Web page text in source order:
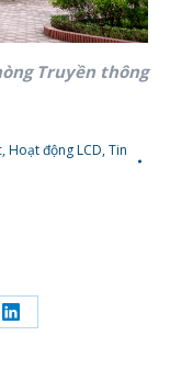
Truyền thông
,Hoạt động LCD,Tin
Share